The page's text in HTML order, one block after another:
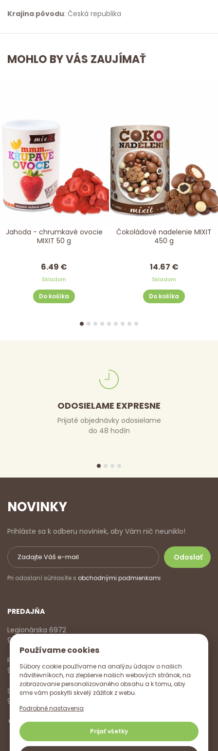
Používame cookies
Súbory cookie používame na analýzu údajov o našich
návštevníkoch, na zlepšenie našich webových stránok, na
zobrazovanie personalizovaného obsahu a k tomu, aby
sme vám poskytli skvelý zážitok z webu.
Podrobné nastavenia
Prijať všetky
Krajina pôvodu: Česká republika
MOHLO BY VÁS ZAUJÍMAŤ
Jahoda - chrumkavé ovocie
MIXIT 50 g
6.49 €
Skladom
Do košíka
Čokoládové nadelenie MIXIT
450 g
14.67 €
Skladom
Do košíka
ODOSIELAME EXPRESNE
Prijaté objednávky odosielame
do 48 hodín
NOVINKY
Prihláste sa k odberu noviniek, aby Vám nič neuniklo!
Pri odoslaní súhlasíte s obchodnými podmienkami
PREDAJŇA
Legionárska 6972
911 01 Trenčín
Pondelok - Piatok
9:00 - 17:00
Sobota
9:00 - 12:00
+421 918 785 620,+421 915 572 350,info@vitanella.sk